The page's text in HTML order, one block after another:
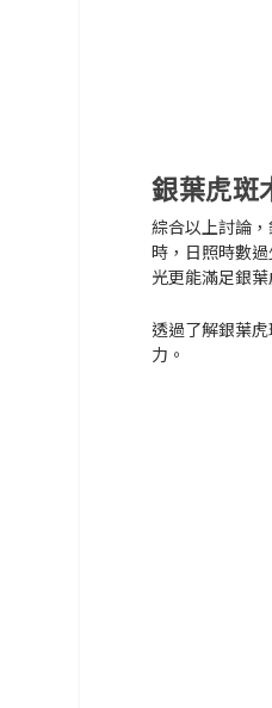
銀葉虎斑
綜合以上討論
時，日照時數
光更能滿足銀
透過了解銀葉
力。